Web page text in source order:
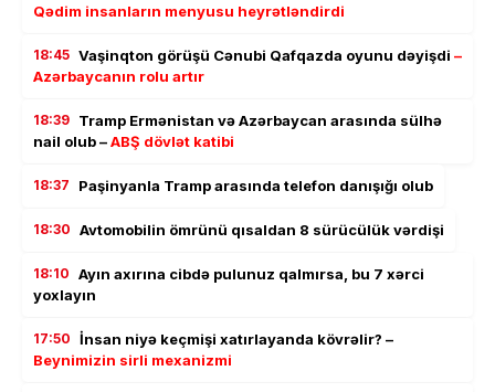
Qədim insanların menyusu heyrətləndirdi
18:45 Vaşinqton görüşü Cənubi Qafqazda oyunu dəyişdi –
Azərbaycanın rolu artır
18:39 Tramp Ermənistan və Azərbaycan arasında sülhə
nail olub –ABŞ dövlət katibi
18:37 Paşinyanla Tramp arasında telefon danışığı olub
18:30 Avtomobilin ömrünü qısaldan 8 sürücülük vərdişi
18:10 Ayın axırına cibdə pulunuz qalmırsa, bu 7 xərci
yoxlayın
17:50 İnsan niyə keçmişi xatırlayanda kövrəlir? –
Beynimizin sirli mexanizmi